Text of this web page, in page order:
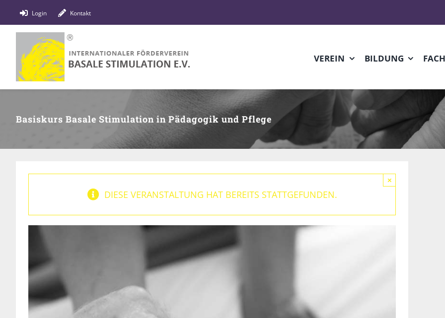
Inhalt
Login Kontakt
VEREIN BILDUNG
Basiskurs Basale Stimulation in Pädagogik und Pflege
DIESE VERANSTALTUNG HAT BEREITS STATTGEFUNDEN.
×